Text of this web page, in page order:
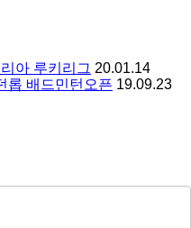
아 루키리그 20.01.14
롭 배드민턴오픈 19.09.23